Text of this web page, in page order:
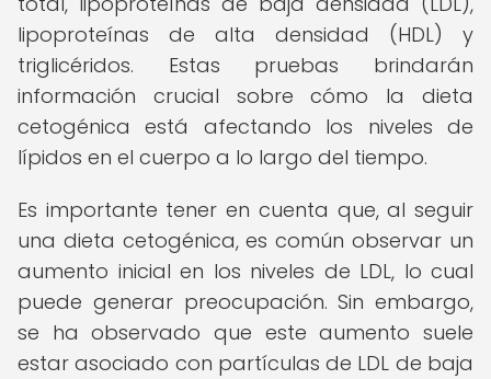
lipoproteínas de alta densidad (HDL) y
triglicéridos. Estas pruebas brindarán
información crucial sobre cómo la dieta
cetogénica está afectando los niveles de
lípidos en el cuerpo a lo largo del tiempo.
Es importante tener en cuenta que, al seguir
una dieta cetogénica, es común observar un
aumento inicial en los niveles de LDL, lo cual
puede generar preocupación. Sin embargo,
se ha observado que este aumento suele
estar asociado con partículas de LDL de baja